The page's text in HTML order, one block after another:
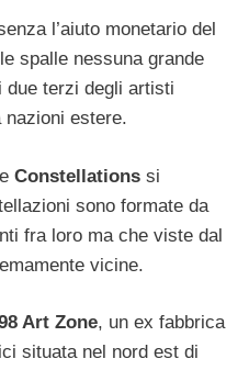
l’aiuto monetario del
spalle nessuna grande
due terzi degli artisti
nazioni estere.
Constellations si
sono formate da
fra loro ma che viste dal
vicine.
Art Zone, un ex fabbrica
situata nel nord est di